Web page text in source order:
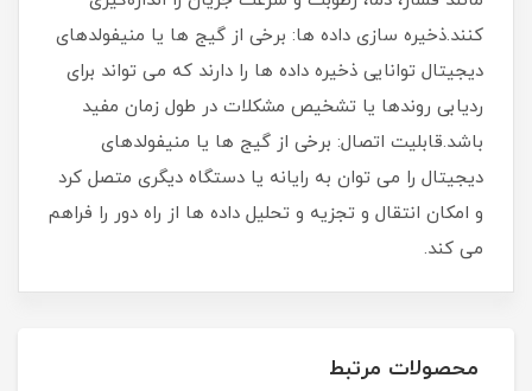
کنند.ذخیره سازی داده ها: برخی از گیج ها یا منیفولدهای
دیجیتال توانایی ذخیره داده ها را دارند که می تواند برای
ردیابی روندها یا تشخیص مشکلات در طول زمان مفید
باشد.قابلیت اتصال: برخی از گیج ها یا منیفولدهای
دیجیتال را می توان به رایانه یا دستگاه دیگری متصل کرد
و امکان انتقال و تجزیه و تحلیل داده ها از راه دور را فراهم
می کند.
محصولات مرتبط